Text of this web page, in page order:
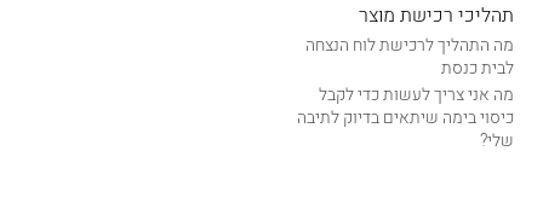
תהליכי רכישת מוצר
מה התהליך לרכישת לוח הנצחה
לבית כנסת
מה אני צריך לעשות כדי לקבל
כיסוי בימה שיתאים בדיוק לתיבה
שלי?